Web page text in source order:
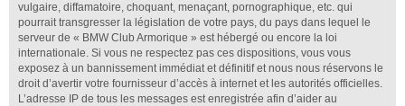
vulgaire, diffamatoire, choquant, menaçant, pornographique, etc. qui
pourrait transgresser la législation de votre pays, du pays dans lequel le
serveur de « BMW Club Armorique » est hébergé ou encore la loi
internationale. Si vous ne respectez pas ces dispositions, vous vous
exposez à un bannissement immédiat et définitif et nous nous réservons le
droit d’avertir votre fournisseur d’accès à internet et les autorités officielles.
L’adresse IP de tous les messages est enregistrée afin d’aider au